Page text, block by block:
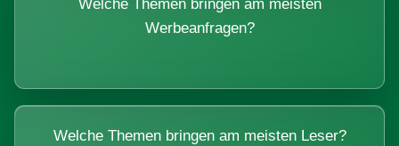
Welche Themen bringen am meisten
Werbeanfragen?
Welche Themen bringen am meisten Leser?